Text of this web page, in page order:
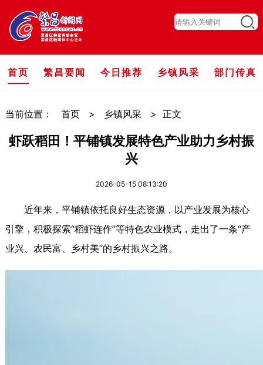
首页 繁昌要闻 今日推荐 乡镇风采 部门传真
当前位置： 首页 > 乡镇风采 > 正文
虾跃稻田！平铺镇发展特色产业助力乡村振
兴
2026-05-15 08:13:20
近年来，平铺镇依托良好生态资源，以产业发展为核心
引擎，积极探索“稻虾连作”等特色农业模式，走出了一条“产
业兴、农民富、乡村美”的乡村振兴之路。